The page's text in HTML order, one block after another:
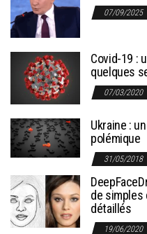
07/09/2025
Covid-19 :
quelques
07/03/2020
Ukraine :
polémique
31/05/2018
de
détaillés
19/06/2020